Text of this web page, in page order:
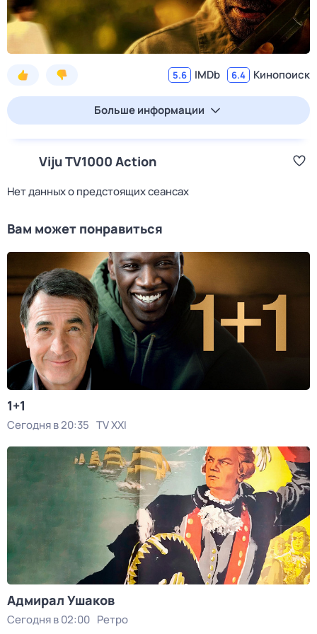
5.6 IMDb 6.4 Кинопоиск
Больше информации
Viju TV1000 Action
Нет данных о предстоящих сеансах
Вам может понравиться
1+1
Сегодня в 20:35 TV XXI
Адмирал Ушаков
Сегодня в 02:00 Ретро